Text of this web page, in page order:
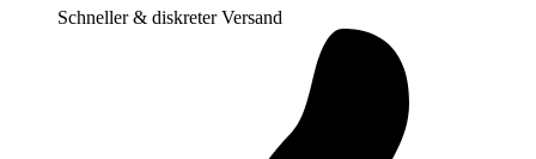
Schneller & diskreter Versand